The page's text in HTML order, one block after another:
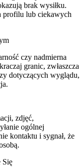
brak wysiłku.
profilu lub ciekawych
czy nadmierna
granic, zwłaszcza
dotyczących wyglądu,
zdjęć,
ogólnej
kontaktu i sygnał, że
Się